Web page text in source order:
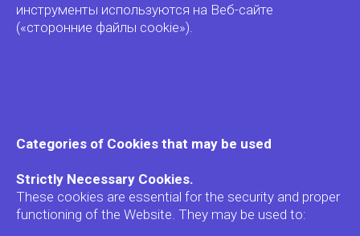
инструменты используются на Веб-сайте
(«сторонние файлы cookie»).
Categories of Cookies that may be used
Strictly Necessary Cookies.
These cookies are essential for the security and proper
functioning of the Website. They may be used to: